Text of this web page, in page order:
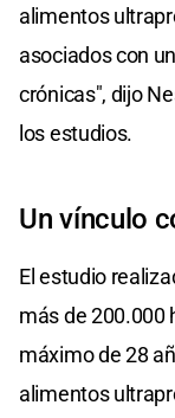
alimentos
asociados con
crónicas", dijo
los estudios.
Un vínculo
El estudio
más de 200.000
máximo de 28
alimentos